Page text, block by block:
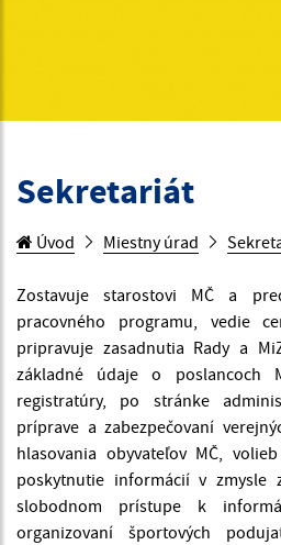
Sekretariát
Úvod Miestny úrad
Zostavuje starostovi MČ a
pracovného programu, vedie
pripravuje zasadnutia Rady a
základné údaje o poslancoch
registratúry, po stránke
príprave a zabezpečovaní
hlasovania obyvateľov MČ,
poskytnutie informácií v zmysle
slobodnom prístupe k
organizovaní športových